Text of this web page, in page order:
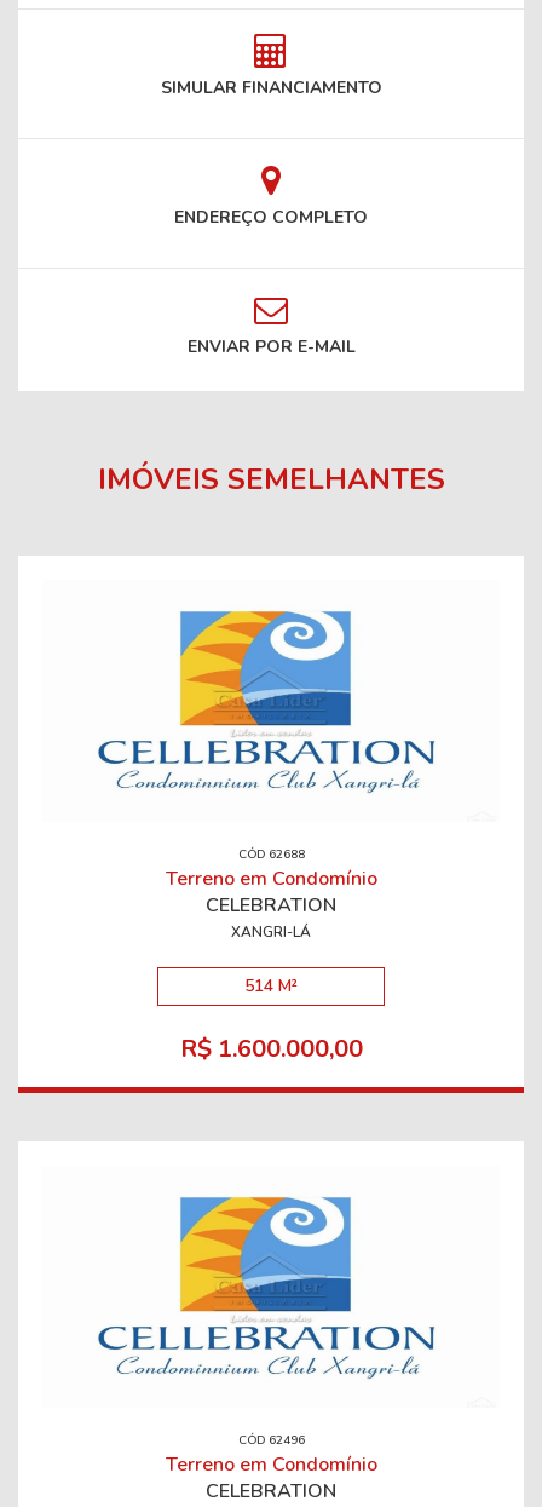
SIMULAR FINANCIAMENTO
ENDEREÇO COMPLETO
ENVIAR POR E-MAIL
IMÓVEIS SEMELHANTES
CÓD 62688
Terreno em Condomínio
CELEBRATION
XANGRI-LÁ
514 M²
R$ 1.600.000,00
CÓD 62496
Terreno em Condomínio
CELEBRATION